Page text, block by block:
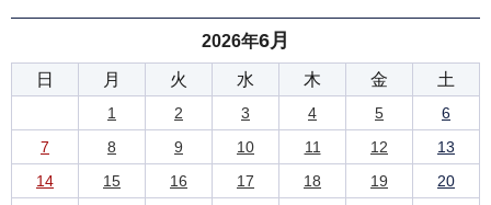
2026年6月
日 月 火 水 木 金 土
1 2 3 4 5
6
7
8 9 10 11 12
13
14
15 16 17 18 19
20